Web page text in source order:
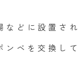
などに設置さ
ンベを交換し